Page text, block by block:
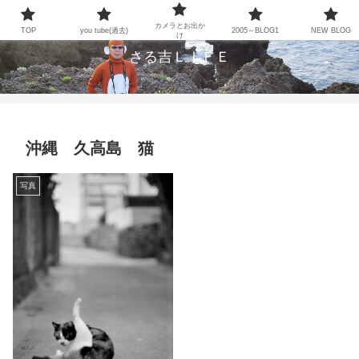
NO LIFE NO MUSIC、CAMERA、BASEBALL and GUITAR
さる吉ＬＩＦＥ
沖縄 久高島 猫
写真
TOP you tube(過去)
カメラとお出か
け
2005～BLOG1 NEW BLOG